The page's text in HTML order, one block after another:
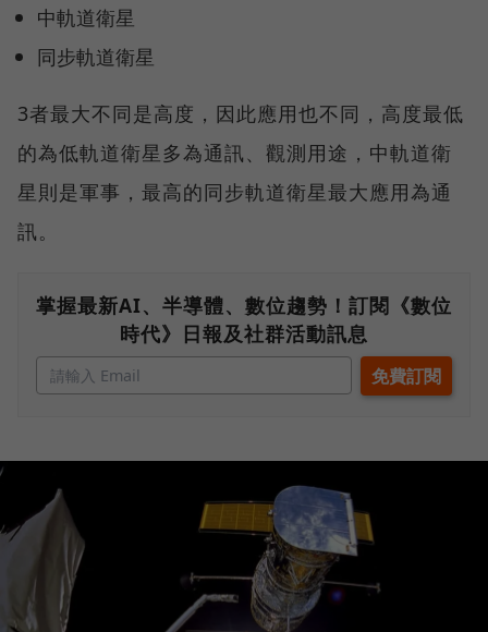
中軌道衛星
同步軌道衛星
3者最大不同是高度，因此應用也不同，高度最低
的為低軌道衛星多為通訊、觀測用途，中軌道衛
星則是軍事，最高的同步軌道衛星最大應用為通
訊。
掌握最新AI、半導體、數位趨勢！訂閱《數位
時代》日報及社群活動訊息